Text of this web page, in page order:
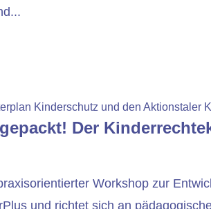
Der
Workshop zur
und richtet sich an